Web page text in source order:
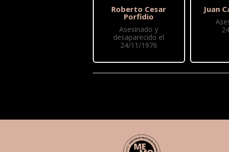
Roberto Cesar
Porfidio
Asesinado y
desaparecido el
24/11/1976
Juan